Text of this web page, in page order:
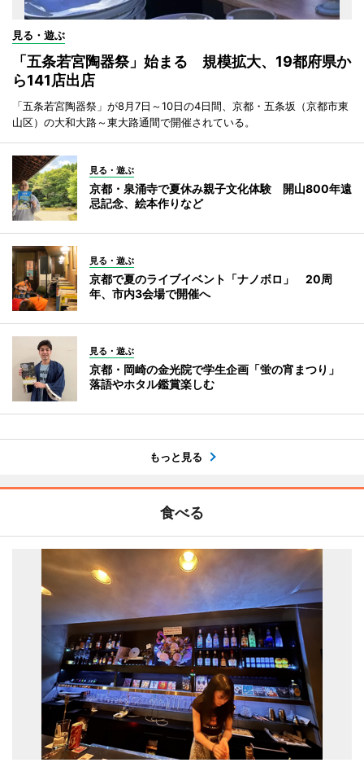
見る・遊ぶ
「五条若宮陶器祭」始まる 規模拡大、19都府県か
ら141店出店
「五条若宮陶器祭」が8月7日～10日の4日間、京都・五条坂（京都市東
山区）の大和大路～東大路通間で開催されている。
見る・遊ぶ
京都・泉涌寺で夏休み親子文化体験 開山800年遠
忌記念、絵本作りなど
見る・遊ぶ
京都で夏のライブイベント「ナノボロ」 20周
年、市内3会場で開催へ
見る・遊ぶ
京都・岡崎の金光院で学生企画「蛍の宵まつり」
落語やホタル鑑賞楽しむ
もっと見る
食べる